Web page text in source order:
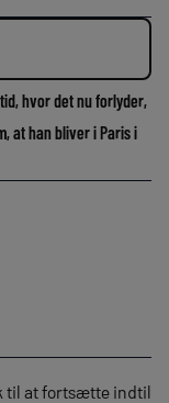
hvor det nu forlyder,
at han bliver i Paris i
til at fortsætte indtil